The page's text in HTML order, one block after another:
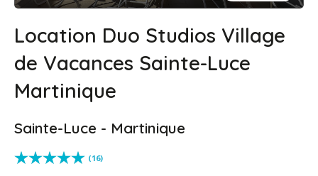
Location Duo Studios Village
de Vacances Sainte-Luce
Martinique
Sainte-Luce - Martinique
(16)